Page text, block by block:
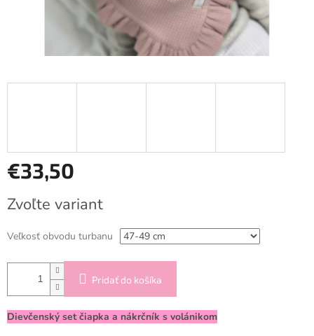
€33,50
cena:
Zvoľte variant
Veľkosť obvodu turbanu
Pridať do košíka
Dievčenský set čiapka a nákrčník s volánikom